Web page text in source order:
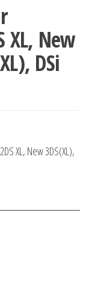
XL, New
DSi
XL, New 3DS(XL),